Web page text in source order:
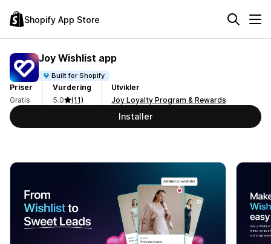
Shopify App Store
Joy Wishlist app
Built for Shopify
Priser
Gratis
Vurdering
5.0
(11)
Utvikler
Joy Loyalty Program & Rewards
Installer